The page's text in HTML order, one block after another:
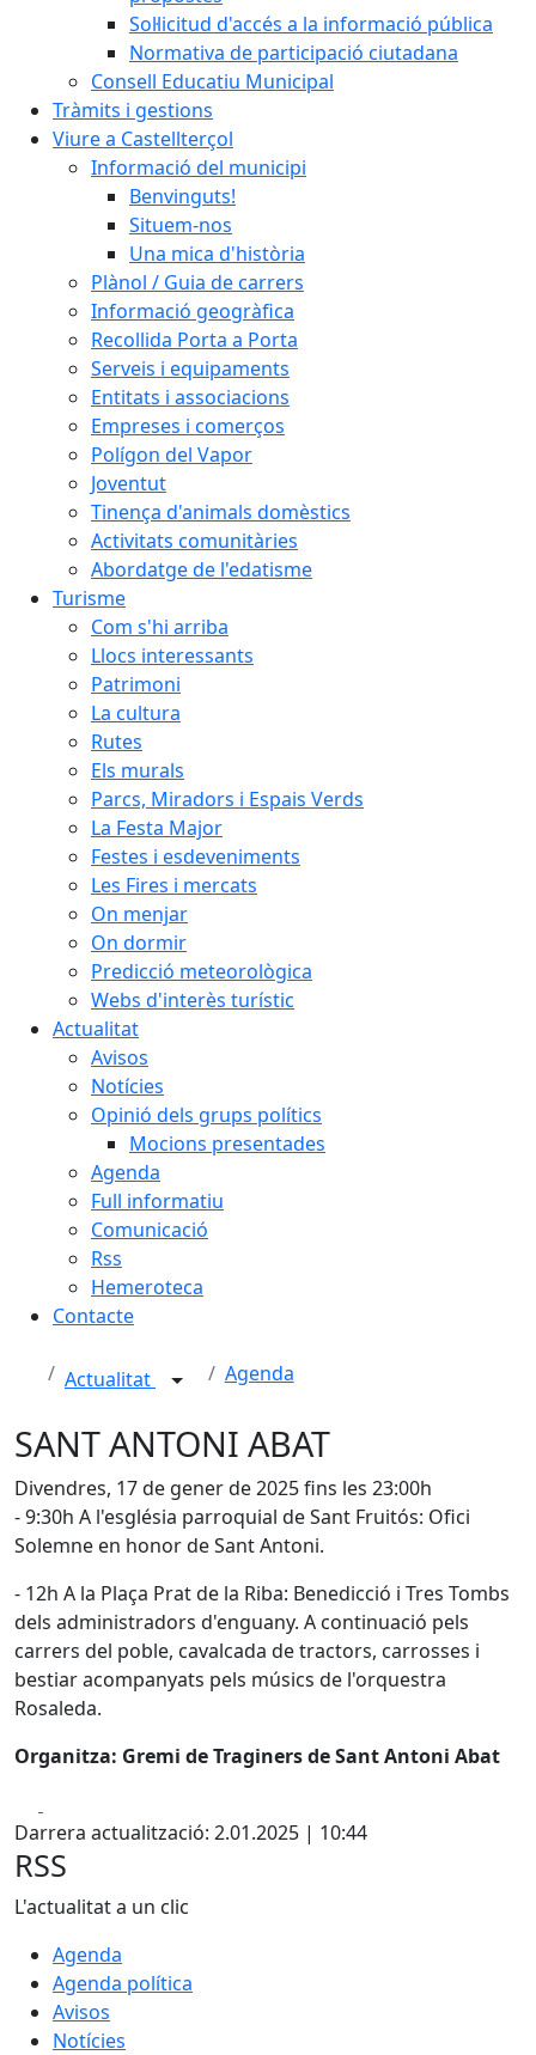
Sol·licitud d'accés a la informació pública
Normativa de participació ciutadana
Consell Educatiu Municipal
Tràmits i gestions
Viure a Castellterçol
Informació del municipi
Benvinguts!
Situem-nos
Una mica d'història
Plànol / Guia de carrers
Informació geogràfica
Recollida Porta a Porta
Serveis i equipaments
Entitats i associacions
Empreses i comerços
Polígon del Vapor
Joventut
Tinença d'animals domèstics
Activitats comunitàries
Abordatge de l'edatisme
Turisme
Com s'hi arriba
Llocs interessants
Patrimoni
La cultura
Rutes
Els murals
Parcs, Miradors i Espais Verds
La Festa Major
Festes i esdeveniments
Les Fires i mercats
On menjar
On dormir
Predicció meteorològica
Webs d'interès turístic
Actualitat
Avisos
Notícies
Opinió dels grups polítics
Mocions presentades
Agenda
Full informatiu
Comunicació
Rss
Hemeroteca
Contacte
Actualitat Agenda
SANT ANTONI ABAT
Divendres, 17 de gener de 2025 fins les 23:00h
- 9:30h A l'església parroquial de Sant Fruitós: Ofici
Solemne en honor de Sant Antoni.
- 12h A la Plaça Prat de la Riba: Benedicció i Tres Tombs
dels administradors d'enguany. A continuació pels
carrers del poble, cavalcada de tractors, carrosses i
bestiar acompanyats pels músics de l'orquestra
Rosaleda.
Organitza: Gremi de Traginers de Sant Antoni Abat
Darrera actualització: 2.01.2025 | 10:44
RSS
L'actualitat a un clic
Agenda
Agenda política
Avisos
Notícies